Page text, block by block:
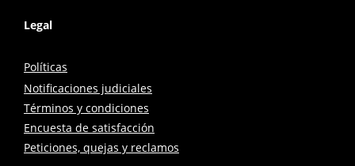
Legal
Políticas
Notificaciones judiciales
Términos y condiciones
Encuesta de satisfacción
Peticiones, quejas y reclamos